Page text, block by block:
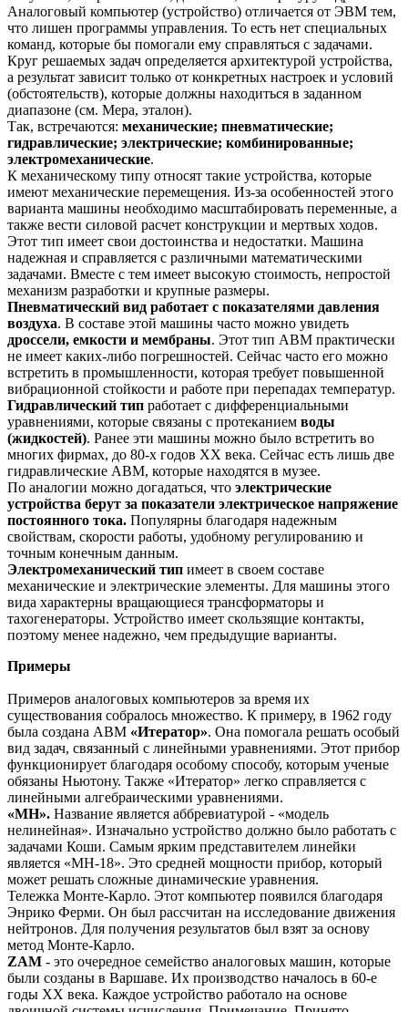
Аналоговый компьютер (устройство) отличается от ЭВМ тем,
что лишен программы управления. То есть нет специальных
команд, которые бы помогали ему справляться с задачами.
Круг решаемых задач определяется архитектурой устройства,
а результат зависит только от конкретных настроек и условий
(обстоятельств), которые должны находиться в заданном
диапазоне (см. Мера, эталон).
Так, встречаются: механические; пневматические;
гидравлические; электрические; комбинированные;
электромеханические.
К механическому типу относят такие устройства, которые
имеют механические перемещения. Из-за особенностей этого
варианта машины необходимо масштабировать переменные, а
также вести силовой расчет конструкции и мертвых ходов.
Этот тип имеет свои достоинства и недостатки. Машина
надежная и справляется с различными математическими
задачами. Вместе с тем имеет высокую стоимость, непростой
механизм разработки и крупные размеры.
Пневматический вид работает с показателями давления
воздуха. В составе этой машины часто можно увидеть
дроссели, емкости и мембраны. Этот тип АВМ практически
не имеет каких-либо погрешностей. Сейчас часто его можно
встретить в промышленности, которая требует повышенной
вибрационной стойкости и работе при перепадах температур.
Гидравлический тип работает с дифференциальными
уравнениями, которые связаны с протеканием воды
(жидкостей). Ранее эти машины можно было встретить во
многих фирмах, до 80-х годов XX века. Сейчас есть лишь две
гидравлические АВМ, которые находятся в музее.
По аналогии можно догадаться, что электрические
устройства берут за показатели электрическое напряжение
постоянного тока. Популярны благодаря надежным
свойствам, скорости работы, удобному регулированию и
точным конечным данным.
Электромеханический тип имеет в своем составе
механические и электрические элементы. Для машины этого
вида характерны вращающиеся трансформаторы и
тахогенераторы. Устройство имеет скользящие контакты,
поэтому менее надежно, чем предыдущие варианты.
Примеры
Примеров аналоговых компьютеров за время их
существования собралось множество. К примеру, в 1962 году
была создана АВМ «Итератор». Она помогала решать особый
вид задач, связанный с линейными уравнениями. Этот прибор
функционирует благодаря особому способу, которым ученые
обязаны Ньютону. Также «Итератор» легко справляется с
линейными алгебраическими уравнениями.
«МН». Название является аббревиатурой - «модель
нелинейная». Изначально устройство должно было работать с
задачами Коши. Самым ярким представителем линейки
является «МН-18». Это средней мощности прибор, который
может решать сложные динамические уравнения.
Тележка Монте-Карло. Этот компьютер появился благодаря
Энрико Ферми. Он был рассчитан на исследование движения
нейтронов. Для получения результатов был взят за основу
метод Монте-Карло.
ZAM - это очередное семейство аналоговых машин, которые
были созданы в Варшаве. Их производство началось в 60-е
годы XX века. Каждое устройство работало на основе